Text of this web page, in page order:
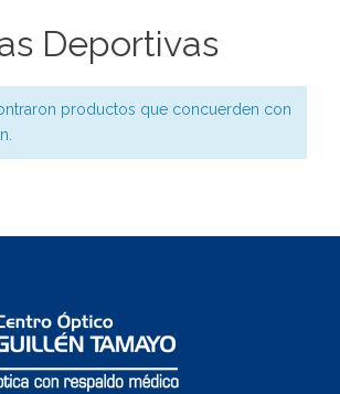
Deportivas
productos que concuerden con